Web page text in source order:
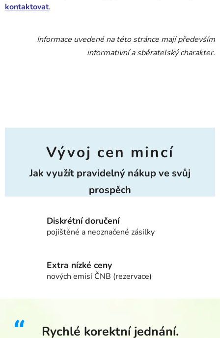
kontaktovat.
Informace uvedené na této stránce mají především
informativní a sběratelský charakter.
Vývoj cen mincí
Jak využít pravidelný nákup ve svůj
prospěch
Diskrétní doručení
pojištěné a neoznačené zásilky
Extra nízké ceny
nových emisí ČNB (rezervace)
Rychlé korektní jednání.